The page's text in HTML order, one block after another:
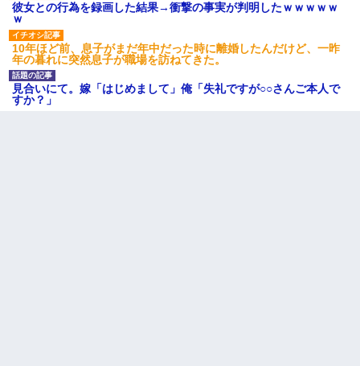
彼女との行為を録画した結果→衝撃の事実が判明したｗｗｗｗｗ
ｗ
10年ほど前、息子がまだ年中だった時に離婚したんだけど、一昨
年の暮れに突然息子が職場を訪ねてきた。
見合いにて。嫁「はじめまして」俺「失礼ですが○○さんご本人で
すか？」